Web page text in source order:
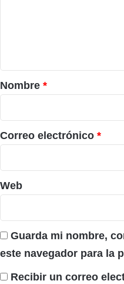
r
i
o
*
Nombre *
Correo electrónico *
Web
Guarda mi nombre,
este navegador para la
Recibir un correo